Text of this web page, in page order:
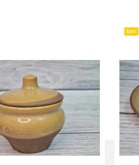
Хит